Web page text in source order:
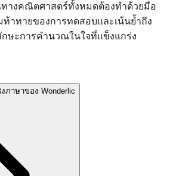
ทางคณิตศาสตร์ทั้งหมดต้องทำด้วยมือ
ท้าทายของการทดสอบและเน้นย้ำถึง
ษะการคำนวณในใจที่แข็งแกร่ง
ภาษาของ Wonderlic